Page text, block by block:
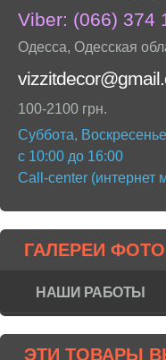
Viber: (066) 374
Одесса, Одесская
100-2100 грн.
Суббота, Воскресенье
с 10:00 до 16:00
Call-center (интернет
ГАЛЕРЕИ ФОТО
НАШИ РАБОТЫ
ЭТИ ТОВАРЫ